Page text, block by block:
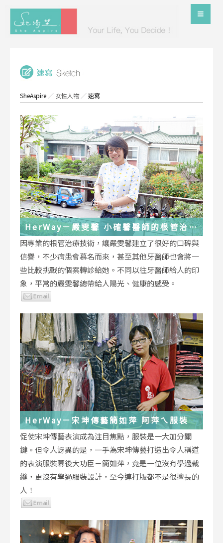
SheAspire ／ 女性人物／速寫
HerWay－嚴雯馨 小確馨醫師的根管治療
小確幸
因專業的根管治療技術，讓嚴雯馨建立了很好的口碑與
信譽，不少病患會慕名而來，甚至其他牙醫師也會將一
些比較挑戰的個案轉診給她。不同以往牙醫師給人的印
象，平常的嚴雯馨總帶給人陽光、健康的感受。
HerWay－宋坤傳藝簡如萍 阿萍ㄟ服裝
促使宋坤傳藝表演成為注目焦點，服裝是一大加分關
鍵。但令人訝異的是，一手為宋坤傳藝打造出令人稱道
的表演服裝幕後大功臣－簡如萍，竟是一位沒有學過裁
縫，更沒有學過服裝設計，至今連打版都不是很擅長的
人！